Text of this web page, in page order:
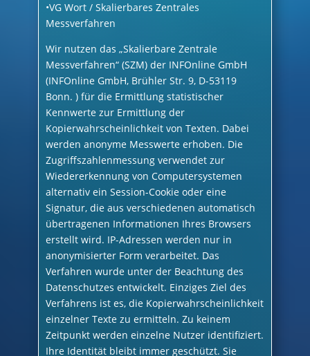
•VG Wort / Skalierbares Zentrales
Messverfahren
Wir nutzen das „Skalierbare Zentrale
Messverfahren“ (SZM) der INFOnline GmbH
(INFOnline GmbH, Brühler Str. 9, D-53119
Bonn. ) für die Ermittlung statistischer
Kennwerte zur Ermittlung der
Kopierwahrscheinlichkeit von Texten. Dabei
werden anonyme Messwerte erhoben. Die
Zugriffszahlenmessung verwendet zur
Wiedererkennung von Computersystemen
alternativ ein Session-Cookie oder eine
Signatur, die aus verschiedenen automatisch
übertragenen Informationen Ihres Browsers
erstellt wird. IP-Adressen werden nur in
anonymisierter Form verarbeitet. Das
Verfahren wurde unter der Beachtung des
Datenschutzes entwickelt. Einziges Ziel des
Verfahrens ist es, die Kopierwahrscheinlichkeit
einzelner Texte zu ermitteln. Zu keinem
Zeitpunkt werden einzelne Nutzer identifiziert.
Ihre Identität bleibt immer geschützt. Sie